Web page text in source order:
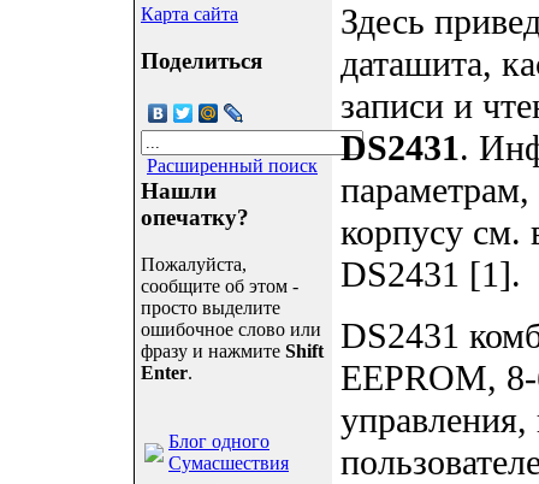
Карта сайта
Поделиться
Расширенный поиск
Нашли
опечатку?
Пожалуйста,
сообщите об этом -
просто выделите
ошибочное слово или
фразу и нажмите Shift
Enter.
Блог одного
Сумасшествия
Здесь
даташита,
записи и
DS2431.
корпусу см.
DS2431 [1].
DS2431
EEPROM,
управления,